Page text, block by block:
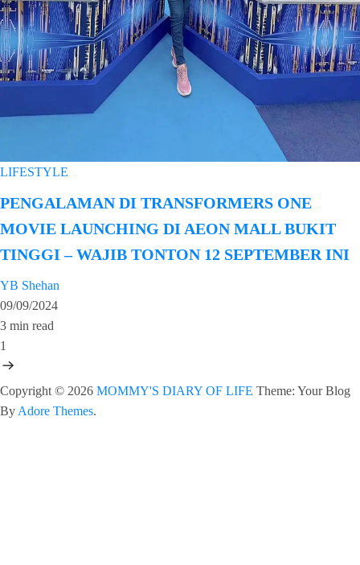
LIFESTYLE
PENGALAMAN DI TRANSFORMERS ONE
MOVIE LAUNCHING DI AEON MALL BUKIT
TINGGI – WAJIB TONTON 12 SEPTEMBER INI
YB Shehan
09/09/2024
3 min read
1
Copyright © 2026 MOMMY'S DIARY OF LIFE Theme: Your Blog
By Adore Themes.